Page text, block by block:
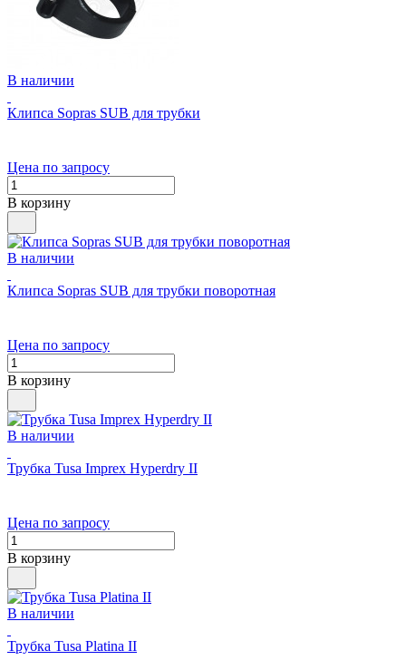
В наличии
Клипса Sopras SUB для трубки
Цена по запросу
В корзину
В наличии
Клипса Sopras SUB для трубки поворотная
Цена по запросу
В корзину
В наличии
Трубка Tusa Imprex Hyperdry II
Цена по запросу
В корзину
В наличии
Трубка Tusa Platina II